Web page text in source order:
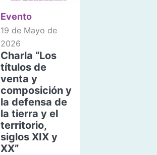
Evento
19 de Mayo de
2026
Charla “Los
títulos de
venta y
composición y
la defensa de
la tierra y el
territorio,
siglos XIX y
XX”